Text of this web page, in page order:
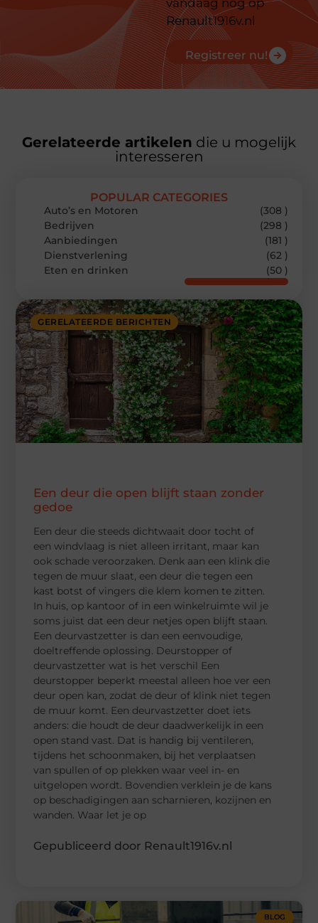
vandaag nog op
Renault1916v.nl
Registreer nu!
Gerelateerde artikelen die u mogelijk
interesseren
GERELATEERDE BERICHTEN
Een deur die open blijft staan zonder
gedoe
Een deur die steeds dichtwaait door tocht of
een windvlaag is niet alleen irritant, maar kan
ook schade veroorzaken. Denk aan een klink die
tegen de muur slaat, een deur die tegen een
kast botst of vingers die klem komen te zitten.
In huis, op kantoor of in een winkelruimte wil je
soms juist dat een deur netjes open blijft staan.
Een deurvastzetter is dan een eenvoudige,
doeltreffende oplossing. Deurstopper of
deurvastzetter wat is het verschil Een
deurstopper beperkt meestal alleen hoe ver een
deur open kan, zodat de deur of klink niet tegen
de muur komt. Een deurvastzetter doet iets
anders: die houdt de deur daadwerkelijk in een
open stand vast. Dat is handig bij ventileren,
tijdens het schoonmaken, bij het verplaatsen
van spullen of op plekken waar veel in- en
uitgelopen wordt. Bovendien verklein je de kans
op beschadigingen aan scharnieren, kozijnen en
wanden. Waar let je op
Gepubliceerd door Renault1916v.nl
POPULAR CATEGORIES
Auto’s en Motoren
(308 )
Bedrijven
(298 )
Aanbiedingen
(181 )
Dienstverlening
(62 )
Eten en drinken
(50 )
BLOG